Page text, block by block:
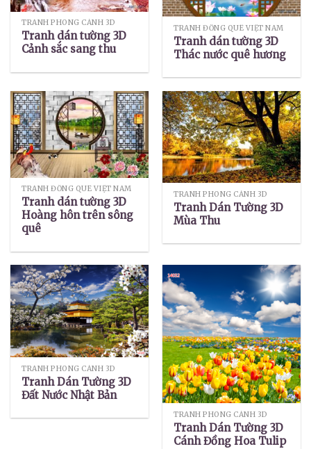
TRANH PHONG CẢNH 3D
Tranh dán tường 3D
Cảnh sắc sang thu
TRANH ĐỒNG QUÊ VIỆT NAM
Tranh dán tường 3D
Thác nước quê hương
TRANH ĐỒNG QUÊ VIỆT NAM
Tranh dán tường 3D
Hoàng hôn trên sông
quê
TRANH PHONG CẢNH 3D
Tranh Dán Tường 3D
Mùa Thu
TRANH PHONG CẢNH 3D
Tranh Dán Tường 3D
Đất Nước Nhật Bản
TRANH PHONG CẢNH 3D
Tranh Dán Tường 3D
Cánh Đồng Hoa Tulip